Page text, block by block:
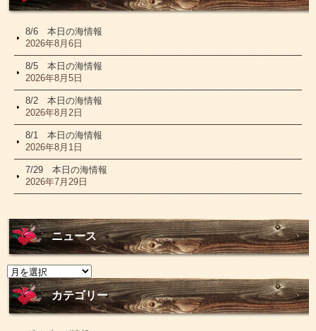
8/6 本日の海情報
2026年8月6日
8/5 本日の海情報
2026年8月5日
8/2 本日の海情報
2026年8月2日
8/1 本日の海情報
2026年8月1日
7/29 本日の海情報
2026年7月29日
ニュース
ニ
ュ
ー
カテゴリー